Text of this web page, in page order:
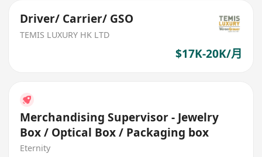
Driver/ Carrier/ GSO
TEMIS LUXURY HK LTD
$17K-20K/月
Merchandising Supervisor - Jewelry
Box / Optical Box / Packaging box
Eternity